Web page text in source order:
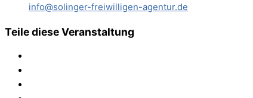
info@solinger-freiwilligen-agentur.de
Teile diese Veranstaltung